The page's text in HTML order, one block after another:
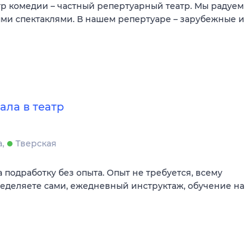
комедии – частный репертуарный театр. Мы радуем
спектаклями. В нашем репертуаре – зарубежные и
в театр
Тверская
без опыта. Опыт не требуется, всему
сами, ежедневный инструктаж, обучение на